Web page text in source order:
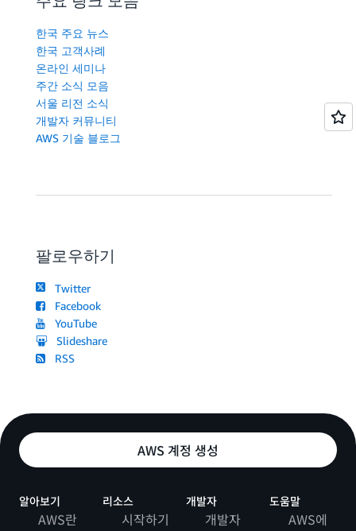
한국 주요 뉴스
한국 고객사례
온라인 세미나
주간 소식 모음
서울 리전 소식
개발자 커뮤니티
AWS 기술 블로그
팔로우하기
Twitter
Facebook
YouTube
Slideshare
RSS
AWS 계정 생성
알아보기
AWS란
리소스
시작하기
개발자
개발자
도움말
AWS에